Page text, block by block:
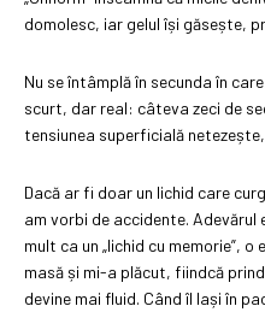
domolesc, iar gelul își găsește,
Nu se întâmplă în secunda în
scurt, dar real: câteva zeci de
tensiunea superficială
Dacă ar fi doar un lichid care
am vorbi de accidente. Adevărul
mult ca un „lichid cu memorie”,
masă și mi-a plăcut, fiindcă
devine mai fluid. Când îl lași în